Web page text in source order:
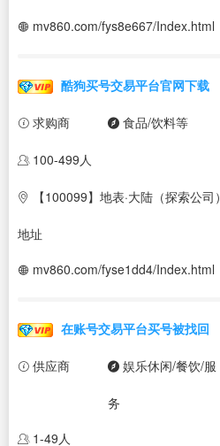
mv860.com/fys8e667/Index.html
酷狗买号交易平台官网下载
求购商 食品/饮料等
100-499人
【100099】地表·大陆（探索公司）
地址
mv860.com/fyse1dd4/Index.html
在账号交易平台买号被找回
供应商 娱乐休闲/餐饮/服
务
1-49人